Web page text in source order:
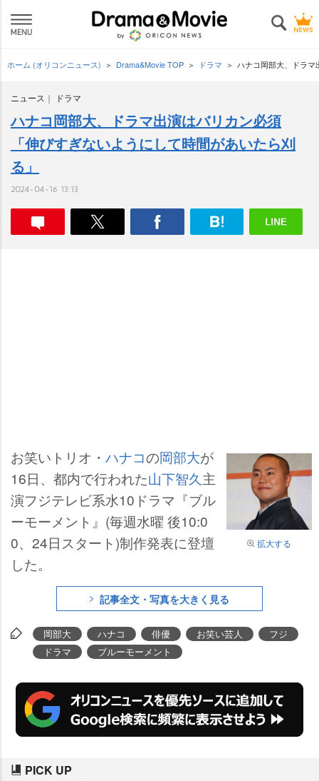
ホーム (オリコンニュース) Drama&Movie TOP ドラマ ハナコ岡部大、ドラマ
ニュース ドラマ
ハナコ岡部大、ドラマ出演はバリカン必須
「伸びすぎないようにして時間があいたら刈
る」
2024-04-16 13:13
拡大する
お笑いトリオ・ ハナコの岡部大が
16日、都内で行われた山下智久主
演フジテレビ系水10ドラマ『ブル
ーモーメント』(毎週水曜 後10:0
0、24日スタート)制作発表に登壇
した。
記事全文・写真を大きく見る
岡部大 ハナコ 俳優 お笑い芸人
フジ
ドラマ
ブルーモーメント
PICK UP